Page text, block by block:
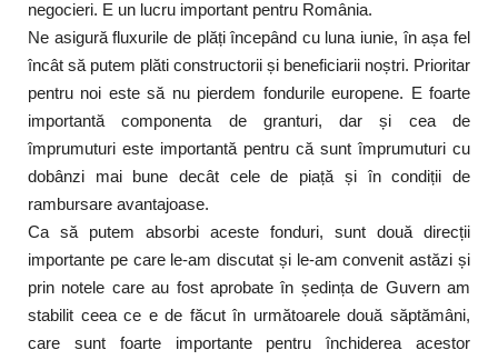
negocieri. E un lucru important pentru România.
Ne asigură fluxurile de plăți începând cu luna iunie, în așa fel
încât să putem plăti constructorii și beneficiarii noștri. Prioritar
pentru noi este să nu pierdem fondurile europene. E foarte
importantă componenta de granturi, dar și cea de
împrumuturi este importantă pentru că sunt împrumuturi cu
dobânzi mai bune decât cele de piață și în condiții de
rambursare avantajoase.
Ca să putem absorbi aceste fonduri, sunt două direcții
importante pe care le-am discutat și le-am convenit astăzi și
prin notele care au fost aprobate în ședința de Guvern am
stabilit ceea ce e de făcut în următoarele două săptămâni,
care sunt foarte importante pentru închiderea acestor